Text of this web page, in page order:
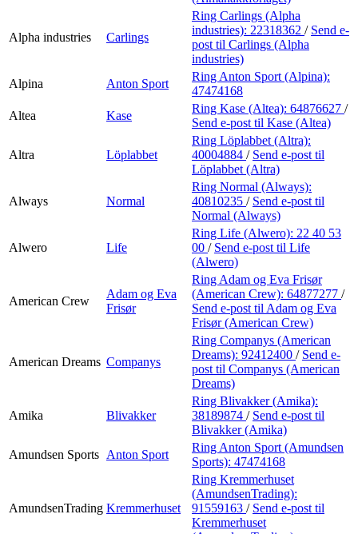
Alpha industries Carlings
Ring Carlings (Alpha
industries): 22318362 / Send e-
post til Carlings (Alpha
industries)
Alpina
Anton Sport
Ring Anton Sport (Alpina):
47474168
Altea
Kase
Ring Kase (Altea): 64876627 /
Send e-post til Kase (Altea)
Altra Löplabbet
Ring Löplabbet (Altra):
40004884 / Send e-post til
Löplabbet (Altra)
Always Normal
Ring Normal (Always):
40810235 / Send e-post til
Normal (Always)
Alwero Life
Ring Life (Alwero): 22 40 53
00 / Send e-post til Life
(Alwero)
American Crew
Adam og Eva
Frisør
Ring Adam og Eva Frisør
(American Crew): 64877277 /
Send e-post til Adam og Eva
Frisør (American Crew)
American Dreams Companys
Ring Companys (American
Dreams): 92412400 / Send e-
post til Companys (American
Dreams)
Amika Blivakker
Ring Blivakker (Amika):
38189874 / Send e-post til
Blivakker (Amika)
Amundsen Sports Anton Sport
Ring Anton Sport (Amundsen
Sports): 47474168
AmundsenTrading Kremmerhuset
Ring Kremmerhuset
(AmundsenTrading):
91559163 / Send e-post til
Kremmerhuset